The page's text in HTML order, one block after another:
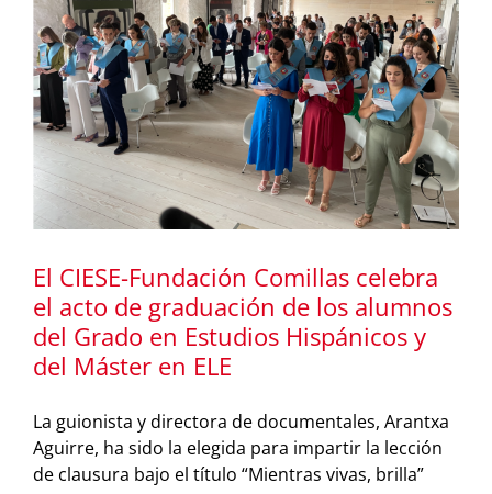
El CIESE-Fundación Comillas celebra
el acto de graduación de los alumnos
del Grado en Estudios Hispánicos y
del Máster en ELE
La guionista y directora de documentales, Arantxa
Aguirre, ha sido la elegida para impartir la lección
de clausura bajo el título “Mientras vivas, brilla”